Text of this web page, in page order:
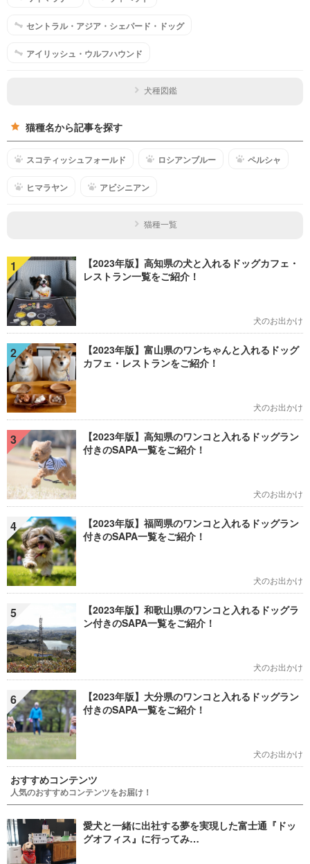
セントラル・アジア・シェパード・ドッグ
アイリッシュ・ウルフハウンド
犬種図鑑
猫種名から記事を探す
スコティッシュフォールド ロシアンブルー ペルシャ
ヒマラヤン アビシニアン
猫種一覧
1
【2023年版】高知県の犬と入れるドッグカフェ・
レストラン一覧をご紹介！
犬のお出かけ
2
【2023年版】富山県のワンちゃんと入れるドッグ
カフェ・レストランをご紹介！
犬のお出かけ
3
【2023年版】高知県のワンコと入れるドッグラン
付きのSAPA一覧をご紹介！
犬のお出かけ
4
【2023年版】福岡県のワンコと入れるドッグラン
付きのSAPA一覧をご紹介！
犬のお出かけ
5
【2023年版】和歌山県のワンコと入れるドッグラ
ン付きのSAPA一覧をご紹介！
犬のお出かけ
6
【2023年版】大分県のワンコと入れるドッグラン
付きのSAPA一覧をご紹介！
犬のお出かけ
おすすめコンテンツ
人気のおすすめコンテンツをお届け！
愛犬と一緒に出社する夢を実現した富士通『ドッ
グオフィス』に行ってみ…